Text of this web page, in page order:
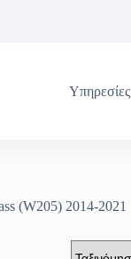
Υπηρεσίες
(W205) 2014-2021